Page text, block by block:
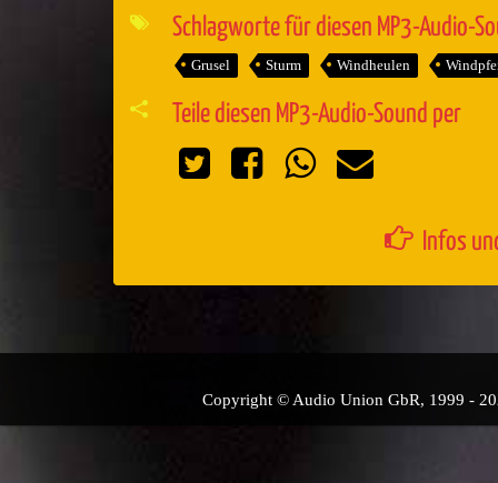
Player
Schlagworte für diesen MP3-Audio-
Grusel Sturm Windheulen
Teile diesen MP3-Audio-Sound per
Infos
Copyright © Audio Union GbR, 1999 -